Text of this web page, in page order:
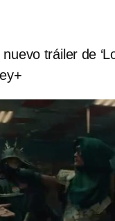
tráiler de